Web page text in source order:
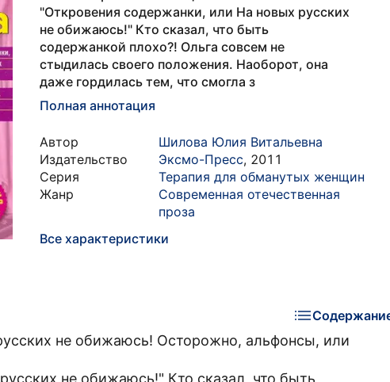
"Откровения содержанки, или На новых русских
не обижаюсь!" Кто сказал, что быть
содержанкой плохо?! Ольга совсем не
стыдилась своего положения. Наоборот, она
даже гордилась тем, что смогла з
Полная аннотация
Автор
Шилова Юлия Витальевна
Издательство
Эксмо-Пресс, 2011
Серия
Терапия для обманутых женщин
Жанр
Современная отечественная
проза
Все характеристики
не обижаюсь! Осторожно, альфонсы, или
не обижаюсь!" Кто сказал, что быть